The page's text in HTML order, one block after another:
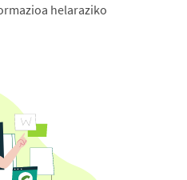
helaraziko